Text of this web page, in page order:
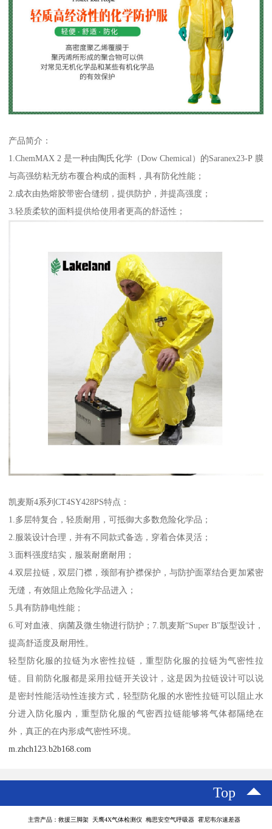
产品简介：
1.ChemMAX 2 是一种由陶氏化学（Dow Chemical）的Saranex23-P 膜
与高强纺粘无纺布覆合构成的面料，具有防化性能；
2.成衣由热熔胶带密合缝纫，提供防护，并提高强度；
3.轻质柔软的面料提供给使用者更高的舒适性；
凯麦斯4系列CT4SY428PS特点：
1.多层特复合，轻质耐用，可抵御大多数危险化学品；
2.服装设计合理，并有不同款式备选，穿着合体灵活；
3.面料强度结实，服装耐磨耐用；
4.双层拉链，双层门襟，颈部有护襟保护，与防护面罩结合更加紧密
无缝，有效阻止危险化学品进入；
5.具有防静电性能；
6.可对血液、病菌及微生物进行防护；7.凯麦斯“Super B”版型设计，
提高舒适度及耐用性。
轻型防化服的拉链为水密性拉链，重型防化服的拉链为气密性拉
链。目前防化服都是采用拉链开关设计，这是因为拉链设计可以说
是密封性能活动性连接方式，轻型防化服的水密性拉链可以阻止水
分进入防化服内，重型防化服的气密西拉链能够将气体都隔绝在
外，真正的在内形成气密性环境。
m.zhch123.b2b168.com
Top
主营产品：救援三脚架 天鹰4X气体检测仪 梅思安空气呼吸器 霍尼韦尔速差器